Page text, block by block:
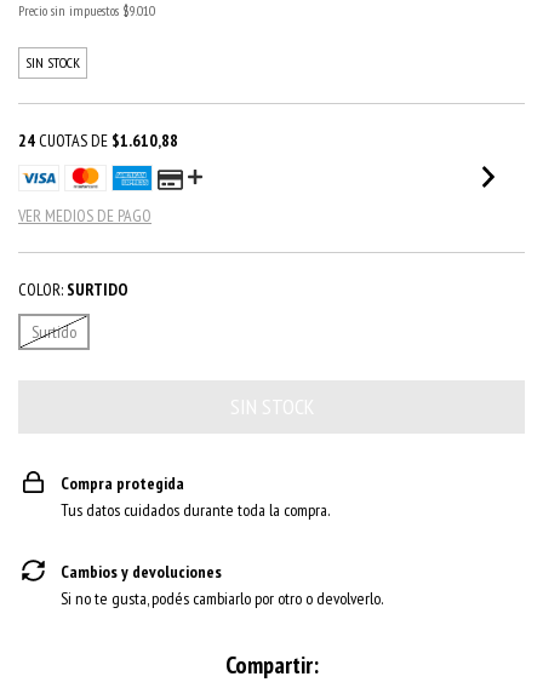
Precio sin impuestos $9.010
SIN STOCK
24 CUOTAS DE $1.610,88
VER MEDIOS DE PAGO
COLOR: SURTIDO
Surtido
Compra protegida
Tus datos cuidados durante toda la compra.
Cambios y devoluciones
Si no te gusta, podés cambiarlo por otro o devolverlo.
Compartir: